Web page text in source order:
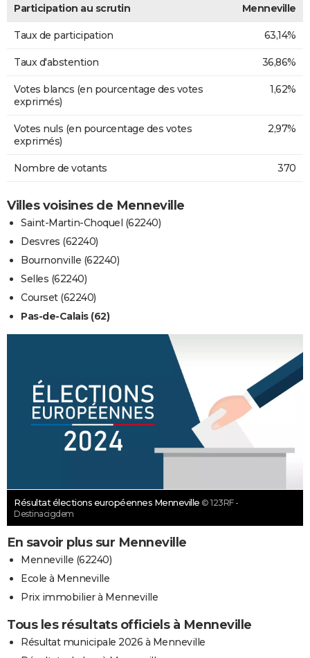
Participation au scrutin Menneville
Taux de participation 63,14%
Taux d'abstention 36,86%
Votes blancs (en pourcentage des votes
exprimés)
1,62%
Votes nuls (en pourcentage des votes
exprimés)
2,97%
Nombre de votants 370
Villes voisines de Menneville
Saint-Martin-Choquel (62240)
Desvres (62240)
Bournonville (62240)
Selles (62240)
Courset (62240)
Pas-de-Calais (62)
Résultat élections européennes Menneville © 123RF -
Destinacigdem
En savoir plus sur Menneville
Menneville (62240)
Ecole à Menneville
Prix immobilier à Menneville
Tous les résultats officiels à Menneville
Résultat municipale 2026 à Menneville